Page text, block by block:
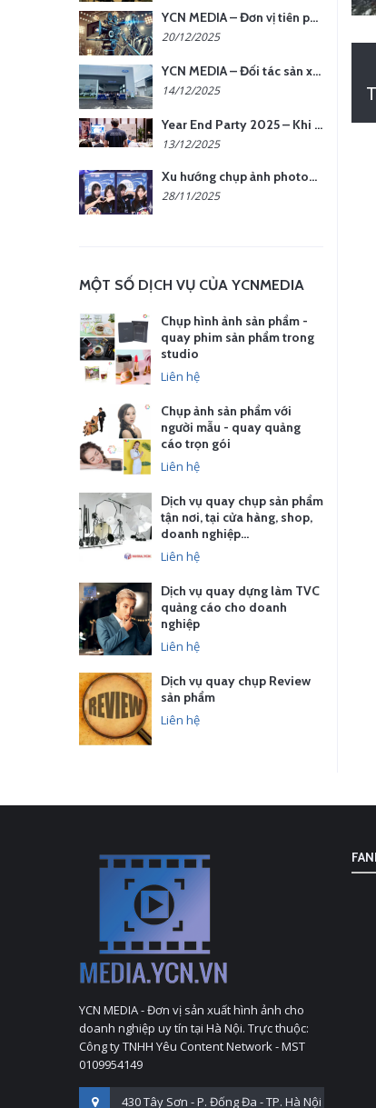
YCN MEDIA – Đơn vị tiên phong sản xuất hình ảnh & âm thanh bằng AI tại Hà Nội
20/12/2025
YCN MEDIA – Đối tác sản xuất hình ảnh chuyên nghiệp cho doanh nghiệp tại Hà Nội
14/12/2025
Year End Party 2025 – Khi Khoảnh Khắc Trở Thành Dấu Ấn | Gói Ưu Đãi Tháng 12 Từ YCN Media
13/12/2025
Xu hướng chụp ảnh photobooth tại các sự kiện hiện nay
28/11/2025
MỘT SỐ DỊCH VỤ CỦA YCNMEDIA
Chụp hình ảnh sản phẩm -
quay phim sản phẩm trong
studio
Liên hệ
Chụp ảnh sản phẩm với
người mẫu - quay quảng
cáo trọn gói
Liên hệ
Dịch vụ quay chụp sản phẩm
tận nơi, tại cửa hàng, shop,
doanh nghiệp…
Liên hệ
Dịch vụ quay dựng làm TVC
quảng cáo cho doanh
nghiệp
Liên hệ
Dịch vụ quay chụp Review
sản phẩm
Liên hệ
YCN MEDIA - Đơn vị sản xuất hình ảnh cho
doanh nghiệp uy tín tại Hà Nội. Trực thuộc:
Công ty TNHH Yêu Content Network - MST
0109954149
430 Tây Sơn - P. Đống Đa - TP. Hà Nội